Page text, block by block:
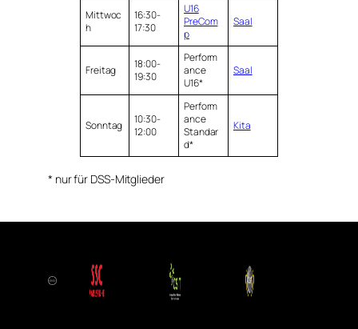
Mittwoc
h
16:30-
17:30
U16
PreCom
p
Saal
Freitag
18:00-
19:30
Perform
ance
U16*
Saal
Sonntag
10:30-
12:00
Perform
ance
Standar
d*
Kita
* nur für DSS-Mitglieder